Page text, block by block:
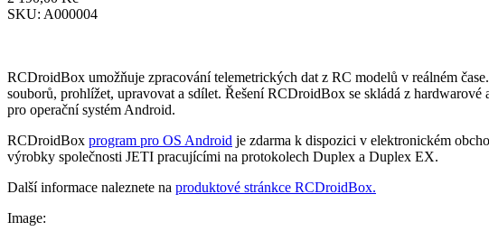
SKU: A000004
RCDroidBox umožňuje zpracování telemetrických dat z RC modelů v reálném
souborů, prohlížet, upravovat a sdílet. Řešení RCDroidBox se skládá z
pro operační systém Android.
RCDroidBox program pro OS Android je zdarma k dispozici v elektronickém
výrobky společnosti JETI pracujícími na protokolech Duplex a Duplex EX.
Další informace naleznete na produktové stránkce RCDroidBox.
Image: